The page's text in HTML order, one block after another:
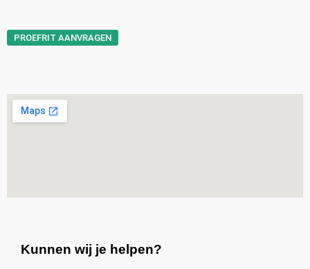
PROEFRIT AANVRAGEN
Kunnen wij je helpen?